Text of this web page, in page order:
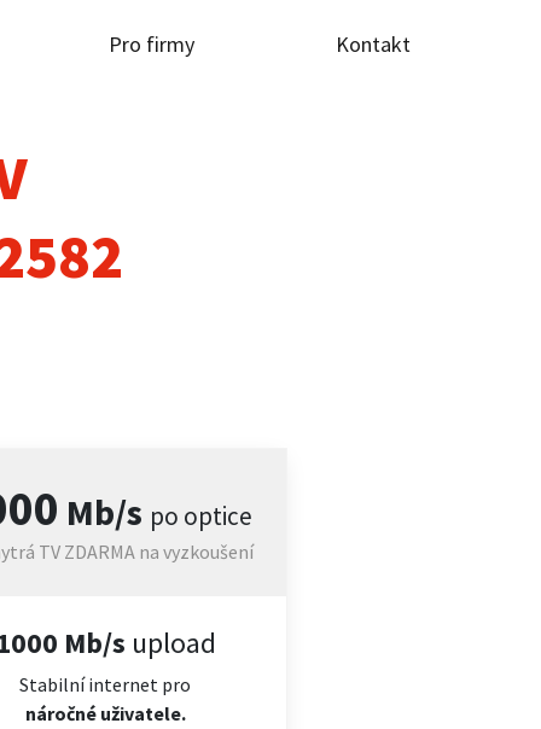
Pro firmy Kontakt
Mb/s po optice
TV ZDARMA na vyzkoušení
Mb/s upload
Stabilní internet pro
náročnéuživatele.